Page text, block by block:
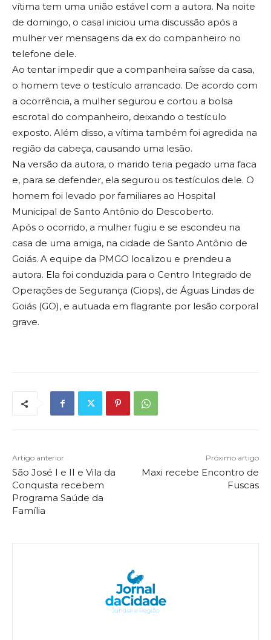
vítima tem uma união estável com a autora. Na noite
de domingo, o casal iniciou uma discussão após a
mulher ver mensagens da ex do companheiro no
telefone dele.
Ao tentar impedir que a companheira saísse da casa,
o homem teve o testículo arrancado. De acordo com
a ocorrência, a mulher segurou e cortou a bolsa
escrotal do companheiro, deixando o testículo
exposto. Além disso, a vítima também foi agredida na
região da cabeça, causando uma lesão.
Na versão da autora, o marido teria pegado uma faca
e, para se defender, ela segurou os testículos dele. O
homem foi levado por familiares ao Hospital
Municipal de Santo Antônio do Descoberto.
Após o ocorrido, a mulher fugiu e se escondeu na
casa de uma amiga, na cidade de Santo Antônio de
Goiás. A equipe da PMGO localizou e prendeu a
autora. Ela foi conduzida para o Centro Integrado de
Operações de Segurança (Ciops), de Águas Lindas de
Goiás (GO), e autuada em flagrante por lesão corporal
grave.
Artigo anterior
São José I e II e Vila da
Conquista recebem
Programa Saúde da
Família
Próximo artigo
Maxi recebe Encontro de
Fuscas